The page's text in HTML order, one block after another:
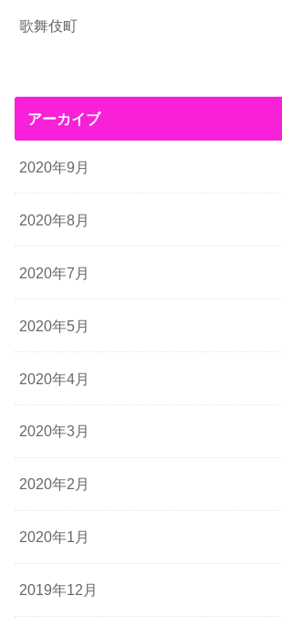
歌舞伎町
アーカイブ
2020年9月
2020年8月
2020年7月
2020年5月
2020年4月
2020年3月
2020年2月
2020年1月
2019年12月